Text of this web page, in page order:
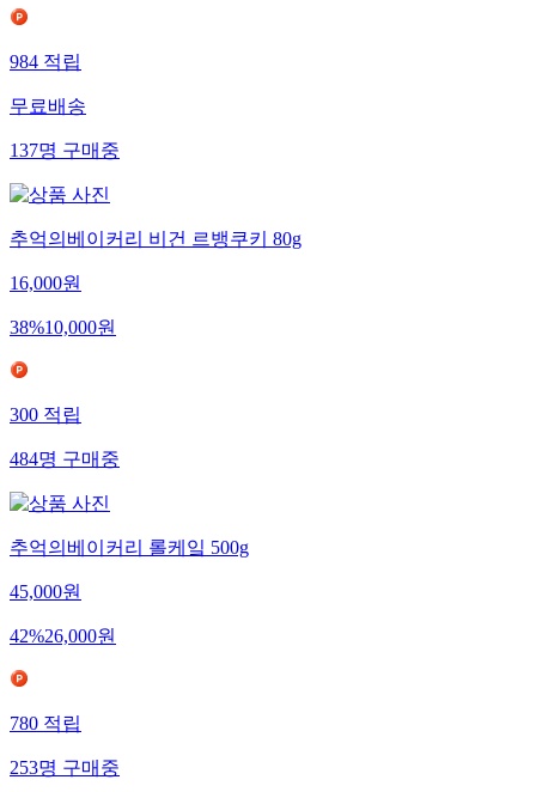
984적립
무료배송
137명구매중
추억의베이커리 비건 르뱅쿠키 80g
16,000원
38%10,000원
300적립
484명구매중
추억의베이커리 롤케잌 500g
45,000원
42%26,000원
780적립
253명구매중